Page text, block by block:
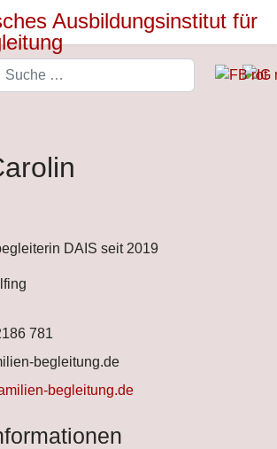
Suchen
DAIS seit 2019
781
begleitung.de
begleitung.de